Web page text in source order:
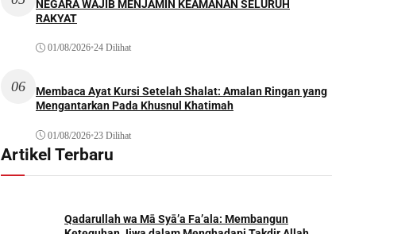
NEGARA WAJIB MENJAMIN KEAMANAN SELURUH
RAKYAT
01/08/2026•24 Dilihat
06
Membaca Ayat Kursi Setelah Shalat: Amalan Ringan yang
Mengantarkan Pada Khusnul Khatimah
01/08/2026•23 Dilihat
Artikel Terbaru
Qadarullah wa Mā Syā’a Fa’ala: Membangun